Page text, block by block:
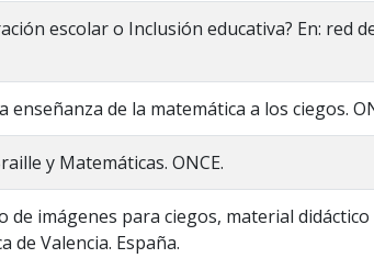
escolar o Inclusión educativa? En: red
enseñanza de la matemática a los ciegos.
y Matemáticas. ONCE.
de imágenes para ciegos, material
de Valencia. España.